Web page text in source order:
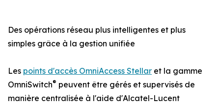
Des opérations réseau plus intelligentes et plus
simples grâce à la gestion unifiée
Les points d'accès OmniAccess Stellar et la gamme
OmniSwitch® peuvent être gérés et supervisés de
manière centralisée à l'aide d'Alcatel-Lucent